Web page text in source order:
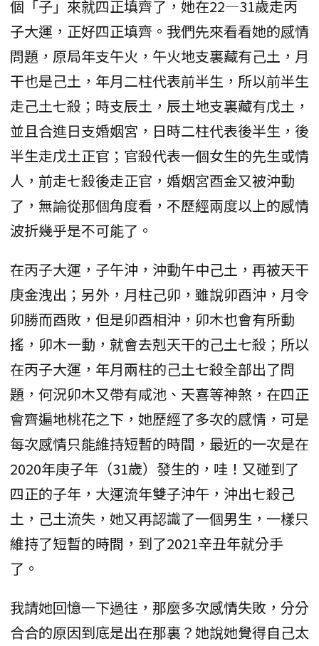
個「子」來就四正填齊了，她在22—31歲走丙
子大運，正好四正填齊。我們先來看看她的感情
問題，原局年支午火，午火地支裏藏有己土，月
干也是己土，年月二柱代表前半生，所以前半生
走己土七殺；時支辰土，辰土地支裏藏有戊土，
並且合進日支婚姻宮，日時二柱代表後半生，後
半生走戊土正官；官殺代表一個女生的先生或情
人，前走七殺後走正官，婚姻宮酉金又被沖動
了，無論從那個角度看，不歷經兩度以上的感情
波折幾乎是不可能了。
在丙子大運，子午沖，沖動午中己土，再被天干
庚金洩出；另外，月柱己卯，雖說卯酉沖，月令
卯勝而酉敗，但是卯酉相沖，卯木也會有所動
搖，卯木一動，就會去剋天干的己土七殺；所以
在丙子大運，年月兩柱的己土七殺全部出了問
題，何況卯木又帶有咸池、天喜等神煞，在四正
會齊遍地桃花之下，她歷經了多次的感情，可是
每次感情只能維持短暫的時間，最近的一次是在
2020年庚子年（31歲）發生的，哇！又碰到了
四正的子年，大運流年雙子沖午，沖出七殺己
土，己土流失，她又再認識了一個男生，一樣只
維持了短暫的時間，到了2021辛丑年就分手
了。
我請她回憶一下過往，那麼多次感情失敗，分分
合合的原因到底是出在那裏？她說她覺得自己太